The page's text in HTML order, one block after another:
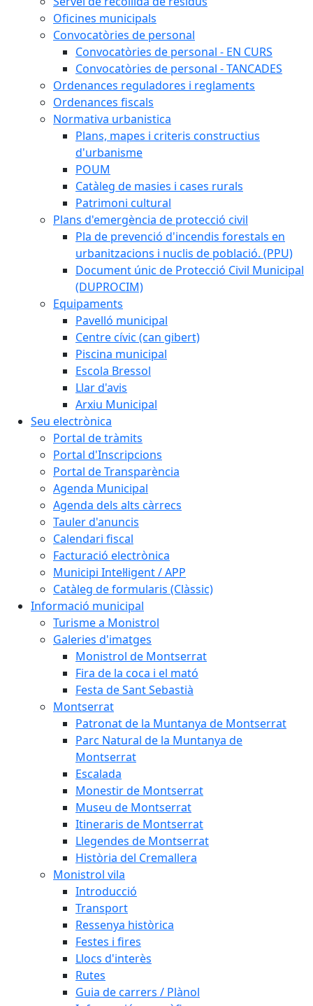
Oficines municipals
Convocatòries de personal
Convocatòries de personal - EN CURS
Convocatòries de personal - TANCADES
Ordenances reguladores i reglaments
Ordenances fiscals
Normativa urbanistica
Plans, mapes i criteris constructius
d'urbanisme
POUM
Catàleg de masies i cases rurals
Patrimoni cultural
Plans d'emergència de protecció civil
Pla de prevenció d'incendis forestals en
urbanitzacions i nuclis de població. (PPU)
Document únic de Protecció Civil Municipal
(DUPROCIM)
Equipaments
Pavelló municipal
Centre cívic (can gibert)
Piscina municipal
Escola Bressol
Llar d'avis
Arxiu Municipal
Seu electrònica
Portal de tràmits
Portal d'Inscripcions
Portal de Transparència
Agenda Municipal
Agenda dels alts càrrecs
Tauler d'anuncis
Calendari fiscal
Facturació electrònica
Municipi Intel·ligent / APP
Catàleg de formularis (Clàssic)
Informació municipal
Turisme a Monistrol
Galeries d'imatges
Monistrol de Montserrat
Fira de la coca i el mató
Festa de Sant Sebastià
Montserrat
Patronat de la Muntanya de Montserrat
Parc Natural de la Muntanya de
Montserrat
Escalada
Monestir de Montserrat
Museu de Montserrat
Itineraris de Montserrat
Llegendes de Montserrat
Història del Cremallera
Monistrol vila
Introducció
Transport
Ressenya històrica
Festes i fires
Llocs d'interès
Rutes
Guia de carrers / Plànol